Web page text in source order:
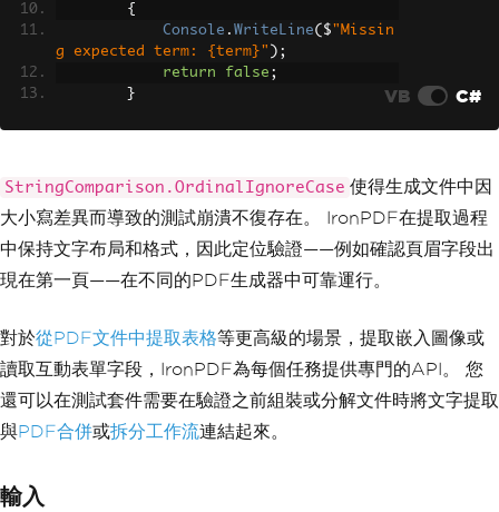
{
Console . WriteLine( $ "Missin
g expected term: {term}" );
return
false ;
}
pdf PageCount >
{
string firstPageText pdf.Ext
ractTextFromPage(0);
Contains
nvoice #") && !firstPageText.Contains
{
Console. WriteLine("Header
validation failed");
return
false ;
}
}
VB C#
StringComparison.OrdinalIgnoreCase 使得生成文件中因
大小寫差異而導致的測試崩潰不復存在。 IronPDF在提取過程
中保持文字布局和格式，因此定位驗證——例如確認頁眉字段出
現在第一頁——在不同的PDF生成器中可靠運行。
對於從PDF文件中提取表格等更高級的場景，提取嵌入圖像或
讀取互動表單字段，IronPDF為每個任務提供專門的API。 您
還可以在測試套件需要在驗證之前組裝或分解文件時將文字提取
與PDF合併或拆分工作流連結起來。
輸入